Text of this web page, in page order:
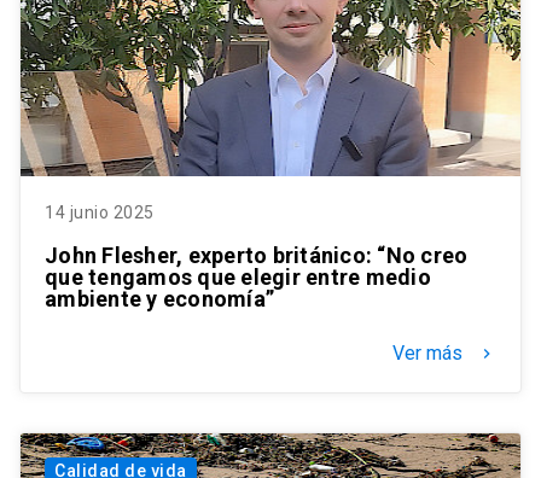
14 junio 2025
John Flesher, experto británico: “No creo
que tengamos que elegir entre medio
ambiente y economía”
Ver más keyboard_arrow_right
Calidad de vida